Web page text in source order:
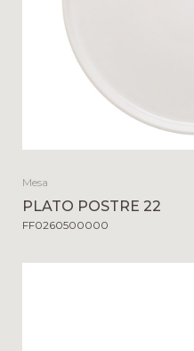
Mesa
PLATO POSTRE 22
FF0260500000